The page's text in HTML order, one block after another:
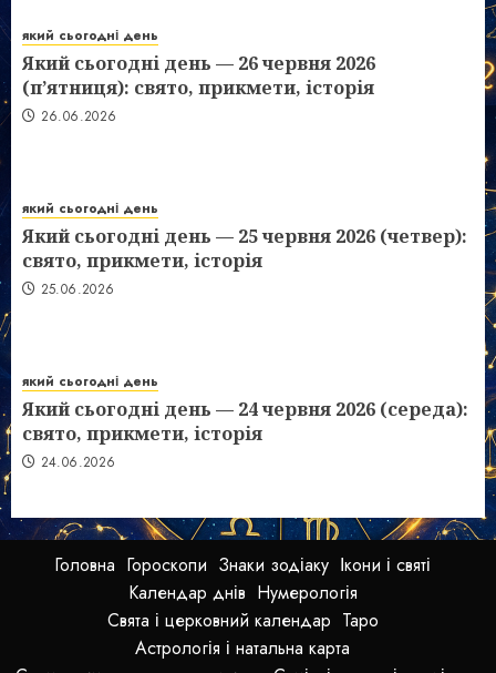
який сьогодні день
Який сьогодні день — 26 червня 2026
(п’ятниця): свято, прикмети, історія
26.06.2026
який сьогодні день
Який сьогодні день — 25 червня 2026 (четвер):
свято, прикмети, історія
25.06.2026
який сьогодні день
Який сьогодні день — 24 червня 2026 (середа):
свято, прикмети, історія
24.06.2026
Головна Гороскопи Знаки зодіаку Ікони і святі
Календар днів Нумерологія
Свята і церковний календар Таро
Астрологія і натальна карта